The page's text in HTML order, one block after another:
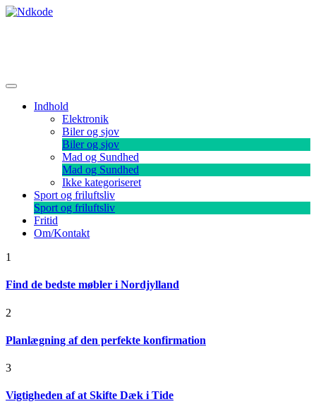
Skip
Indhold
Elektronik
Biler og sjov
Biler og sjov
Mad og Sundhed
Mad og Sundhed
Ikke kategoriseret
Sport og friluftsliv
Sport og friluftsliv
Fritid
Om/Kontakt
1
Find de bedste møbler i Nordjylland
2
Planlægning af den perfekte konfirmation
3
Vigtigheden af at Skifte Dæk i Tide